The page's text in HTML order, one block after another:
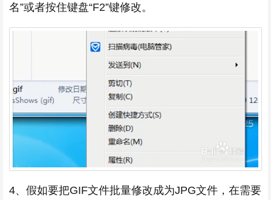
名”或者按住键盘“F2”键修改。
4、假如要把GIF文件批量修改成为JPG文件，在需要